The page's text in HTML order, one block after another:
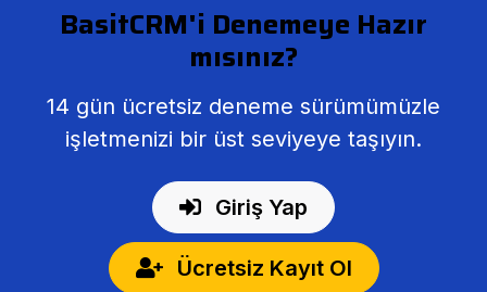
BasitCRM'i Denemeye Hazır
mısınız?
14 gün ücretsiz deneme sürümümüzle
işletmenizi bir üst seviyeye taşıyın.
Giriş Yap
Ücretsiz Kayıt Ol